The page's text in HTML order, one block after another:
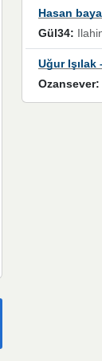
Hasan
Gül34: Ilahinin benim için çok özel bir yeri var İlk çıktığında komşum ne kadar
Ozansever: